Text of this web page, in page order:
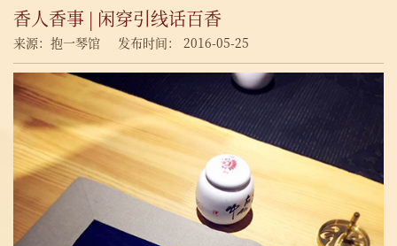
香人香事 | 闲穿引线话百香
来源：抱一琴馆 发布时间： 2016-05-25